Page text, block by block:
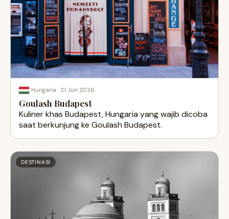
Hungaria · 21 Jun 2026
Goulash Budapest
Kuliner khas Budapest, Hungaria yang wajib dicoba
saat berkunjung ke Goulash Budapest.
DESTINASI